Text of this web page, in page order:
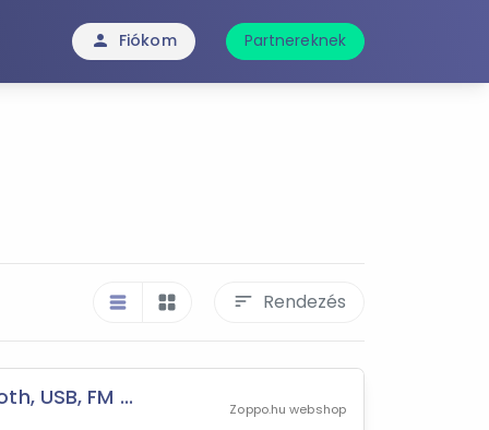
person Fiókom Partnereknek
table_rows grid_view sort Rendezés
USB, FM ... Zoppo.hu webshop